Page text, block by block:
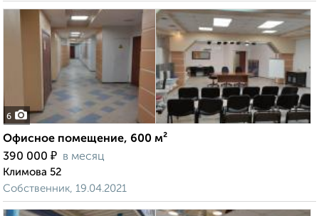
6
Офисное помещение, 600 м²
390 000 ₽ в месяц
Климова 52
Собственник, 19.04.2021